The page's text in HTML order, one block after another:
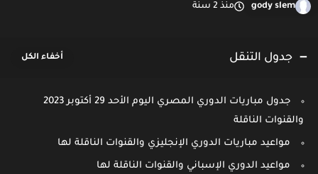
gody slem منذ 2 سنة
جدول التنقل
جدول مباريات الدوري المصري اليوم الأحد 29 أكتوبر 2023
والقنوات الناقلة
مواعيد مباريات الدوري الإنجليزي والقنوات الناقلة لها
مواعيد الدوري الإسباني والقنوات الناقلة لها